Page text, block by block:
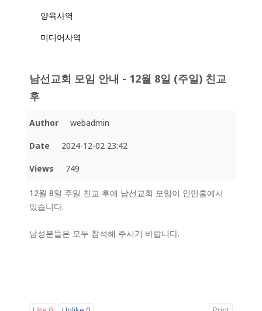
양육사역
미디어사역
남선교회 모임 안내 - 12월 8일 (주일) 친교
후
Author webadmin
Date 2024-12-02 23:42
Views 749
12월 8일 주일 친교 후에 남선교회 모임이 인만홀에서
있습니다.
남성분들은 모두 참석해 주시기 바랍니다.